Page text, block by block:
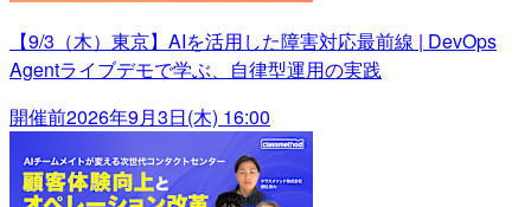
【9/3（木）東京】AIを活用した障害対応最前線 | DevOps
Agentライブデモで学ぶ、自律型運用の実践
開催前2026年9月3日(木) 16:00